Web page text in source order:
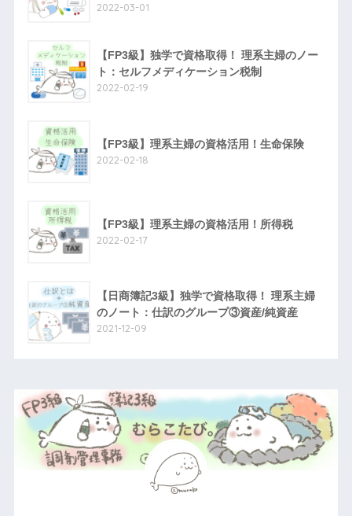
2022-03-01
【FP3級】独学で資格取得！ 理系主婦のノー
ト：セルフメディケーション税制
2022-02-19
【FP3級】理系主婦の資格活用！生命保険
2022-02-18
【FP3級】理系主婦の資格活用！所得税
2022-02-17
【日商簿記3級】独学で資格取得！ 理系主婦
のノート：仕訳のグループ③資産/純資産
2021-12-09